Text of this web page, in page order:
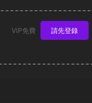
VIP免費 請先登錄